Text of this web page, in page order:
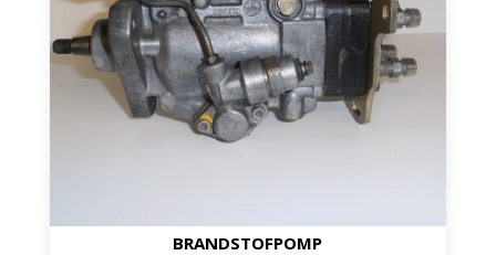
BRANDSTOFPOMP